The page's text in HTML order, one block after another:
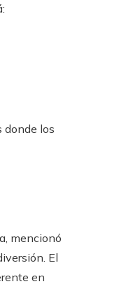
donde los
mencionó
El
en